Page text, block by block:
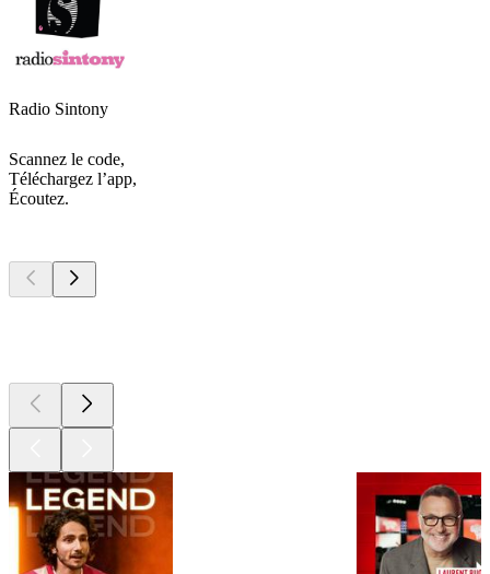
Radio Sintony
Scannez le code,
Téléchargez l’app,
Écoutez.